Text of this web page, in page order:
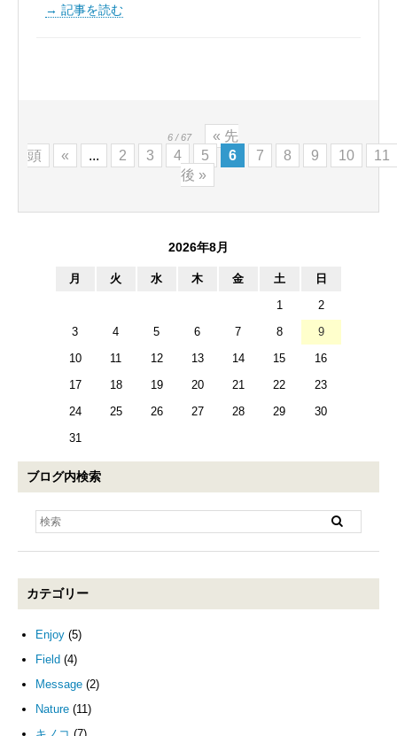
記事を読む
6 / 67
« 先
頭
« ... 2 3 4 5 6 7 8 9 10
11
後 »
2026年8月
月 火 水 木 金 土
日
1
2
3
4 5 6 7 8
9
10
11 12 13 14 15
16
17
18 19 20 21 22
23
24
25 26 27 28 29
30
31
ブログ内検索
カテゴリー
Enjoy (5)
Field (4)
Message (2)
Nature (11)